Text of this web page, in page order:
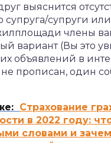
выяснится
супруга/супруги
члены
вариант (Вы это
объявлений в
прописан, один
Страхование
в 2022 году:
словами и